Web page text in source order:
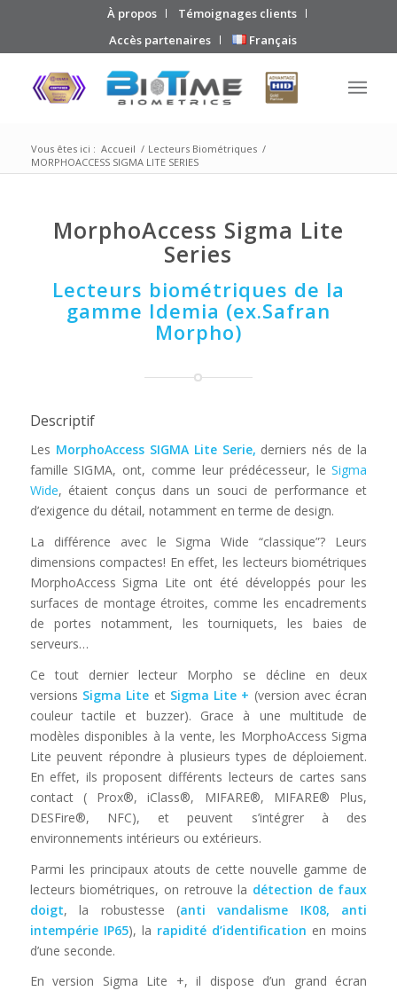
À propos
Témoignages clients
Accès partenaires
Français
Vous êtes ici : Accueil / Lecteurs Biométriques /
MORPHOACCESS SIGMA LITE SERIES
MorphoAccess Sigma Lite
Series
Lecteurs biométriques de la
gamme Idemia (ex.Safran
Morpho)
Descriptif
Les MorphoAccess SIGMA Lite Serie, derniers nés de la
famille SIGMA, ont, comme leur prédécesseur, leSigma
Wide, étaient conçus dans un souci de performance et
d’exigence du détail, notamment en terme de design.
La différence avec le Sigma Wide “classique”? Leurs
dimensions compactes! En effet, les lecteurs biométriques
MorphoAccess Sigma Lite ont été développés pour les
surfaces de montage étroites, comme les encadrements
de portes notamment, les tourniquets, les baies de
serveurs…
Ce tout dernier lecteur Morpho se décline en deux
versions Sigma Lite et Sigma Lite + (version avec écran
couleur tactile et buzzer). Grace à une multitude de
modèles disponibles à la vente, les MorphoAccess Sigma
Lite peuvent répondre à plusieurs types de déploiement.
En effet, ils proposent différents lecteurs de cartes sans
contact ( Prox®, iClass®, MIFARE®, MIFARE® Plus,
DESFire®, NFC), et peuvent s’intégrer à des
environnements intérieurs ou extérieurs.
Parmi les principaux atouts de cette nouvelle gamme de
lecteurs biométriques, on retrouve la détection de faux
doigt, la robustesse (anti vandalisme IK08, anti
intempérie IP65), la rapidité d’identification en moins
d’une seconde.
En version Sigma Lite +, il dispose d’un grand écran